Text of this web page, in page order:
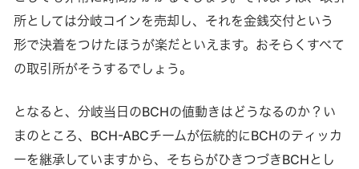
所としては分岐コインを売却し、それを金銭交付という
形で決着をつけたほうが楽だといえます。おそらくすべて
の取引所がそうするでしょう。
となると、分岐当日のBCHの値動きはどうなるのか？い
まのところ、BCH-ABCチームが伝統的にBCHのティッカ
ーを継承していますから、そちらがひきつづきBCHとし